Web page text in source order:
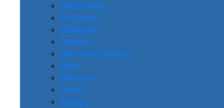
ЗМД (ZMD)
Континент
Лабиринт
Люксор
Мастино (Mastino)
Меги
Персона
Снедо
Сударь